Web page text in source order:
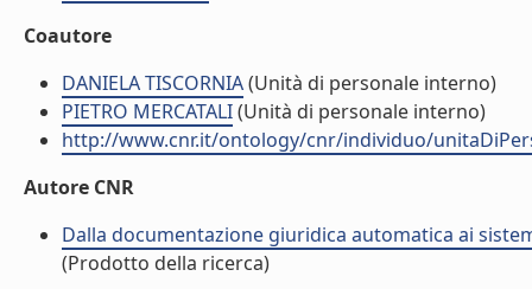
Coautore
DANIELA TISCORNIA(Unità di personale interno)
PIETRO MERCATALI(Unità di personale interno)
http://www.cnr.it/ontology/cnr/individuo/
Autore CNR
Dalla documentazione giuridica automatica ai
(Prodotto della ricerca)